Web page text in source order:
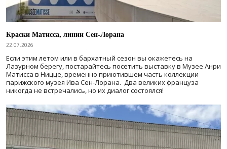
Краски Матисса, линии Сен-Лорана
22.07.2026
Если этим летом или в бархатный сезон вы окажетесь на
Лазурном берегу, постарайтесь посетить выставку в Музее Анри
Матисса в Ницце, временно приютившем часть коллекции
парижского музея Ива Сен-Лорана. Два великих француза
никогда не встречались, но их диалог состоялся!